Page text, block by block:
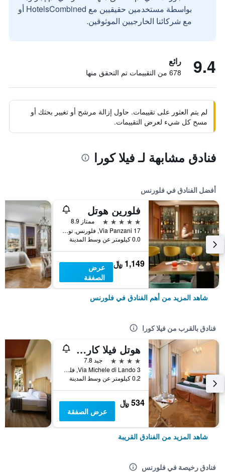
بواسطة مستخدمين حقيقيين مع HotelsCombined أو
مع شركائنا الخارجيين الموثوقين.
9.4 رائع
678 من التقييمات تم التحقق منها
لم يتم العثور على تقييمات. حاول إزالة مرشح أو تغيير بحثك أو
مسح كل شيء لعرض التقييمات.
فنادق مشابهة لـ فيلا كورا
أفضل الفنادق في فلورنس
فلورين هوتل
5 نجوم
ممتاز 8.9
17 Via Panzani, فلورنس, توسكانا, إيطاليا
0.0 كيلومتر عن وسط المدينة
1,149 ﷼
عرض
الصفقة
شاهد المزيد من أهم الفنادق في فلورنس
فنادق بالقرب من فيلا كورا
هوتل فيلا كارلوتا
4 نجوم
جيد 7.8
Via Michele di Lando 3, فلورنس, توسكانا, إيطاليا
0.2 كيلومتر عن وسط المدينة
534 ﷼
عرض الصفقة
شاهد المزيد من الفنادق القريبة
فنادق رخيصة في فلورنس